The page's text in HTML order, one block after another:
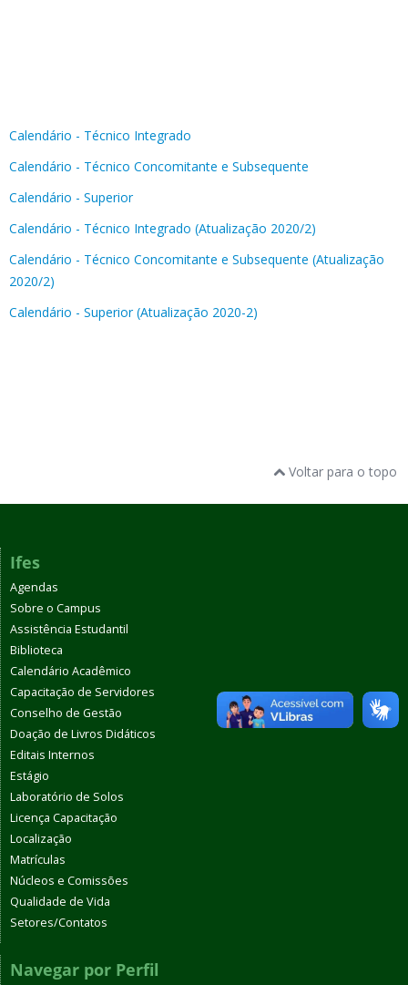
Calendário - Técnico Integrado
Calendário - Técnico Concomitante e Subsequente
Calendário - Superior
Calendário - Técnico Integrado (Atualização 2020/2)
Calendário - Técnico Concomitante e Subsequente (Atualização
2020/2)
Calendário - Superior (Atualização 2020-2)
Voltar para o topo
Ifes
Agendas
Sobre o Campus
Assistência Estudantil
Biblioteca
Calendário Acadêmico
Capacitação de Servidores
Conselho de Gestão
Doação de Livros Didáticos
Editais Internos
Estágio
Laboratório de Solos
Licença Capacitação
Localização
Matrículas
Núcleos e Comissões
Qualidade de Vida
Setores/Contatos
Navegar por Perfil